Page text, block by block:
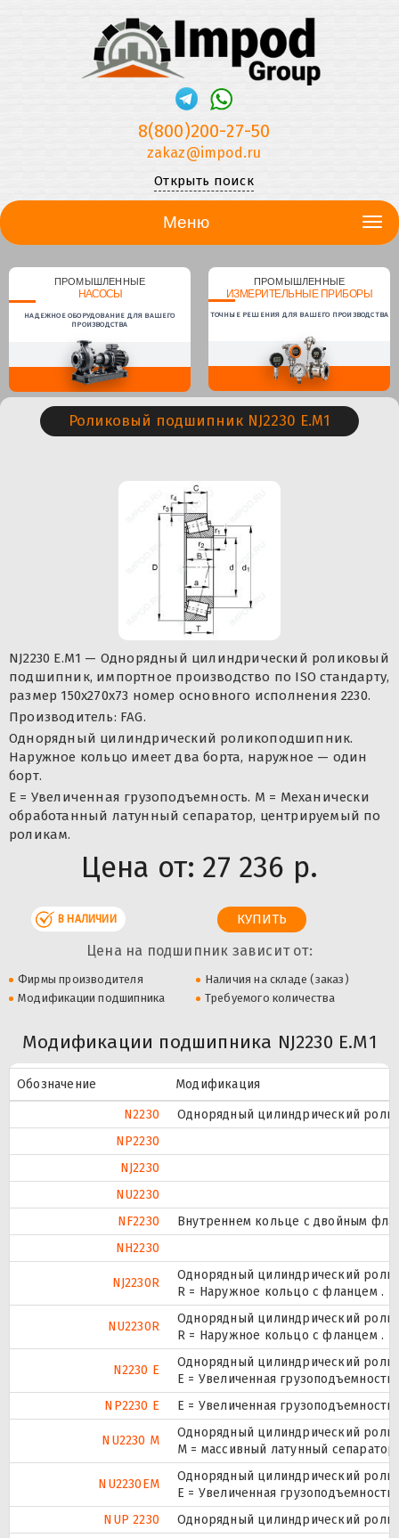
8(800)200-27-50
zakaz@impod.ru
Открыть поиск
Меню
ПРОМЫШЛЕННЫЕ
НАСОСЫ
НАДЕЖНОЕ ОБОРУДОВАНИЕ ДЛЯ ВАШЕГО
ПРОИЗВОДСТВА
ПРОМЫШЛЕННЫЕ
ИЗМЕРИТЕЛЬНЫЕ ПРИБОРЫ
ТОЧНЫЕ РЕШЕНИЯ ДЛЯ ВАШЕГО ПРОИЗВОДСТВА
Роликовый подшипник NJ2230 E.M1
NJ2230 E.M1 — Однорядный цилиндрический роликовый
подшипник, импортное производство по ISO стандарту,
размер 150x270x73 номер основного исполнения 2230.
Производитель: FAG.
Однорядный цилиндрический роликоподшипник.
Наружное кольцо имеет два борта, наружное — один
борт.
E = Увеличенная грузоподъемность. М = Механически
обработанный латунный сепаратор, центрируемый по
роликам.
Цена от: 27 236 р.
В НАЛИЧИИ
Цена на подшипник зависит от:
Фирмы производителя
Наличия на складе (заказ)
Модификации подшипника
Требуемого количества
Модификации подшипника NJ2230 E.M1
Обозначение
Модификация
N2230
Однорядный цилиндрический
NP2230
NJ2230
NU2230
NF2230
Внутреннем кольце с двойным
NH2230
NJ2230R
Однорядный цилиндрический
R = Наружное кольцо с фланцем .
NU2230R
Однорядный цилиндрический
R = Наружное кольцо с фланцем .
N2230 E
Однорядный цилиндрический
Е = Увеличенная грузоподъемность.
NP2230 E
Е = Увеличенная грузоподъемность.
NU2230 M
Однорядный цилиндрический
M = массивный латунный сепаратор.
NU2230EM
Однорядный цилиндрический
E = Увеличенная
NUP 2230
Однорядный цилиндрический